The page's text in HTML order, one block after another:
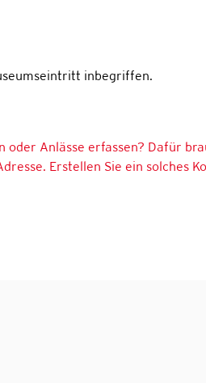
inbegriffen.
Anlässe erfassen? Dafür
Erstellen Sie ein solches